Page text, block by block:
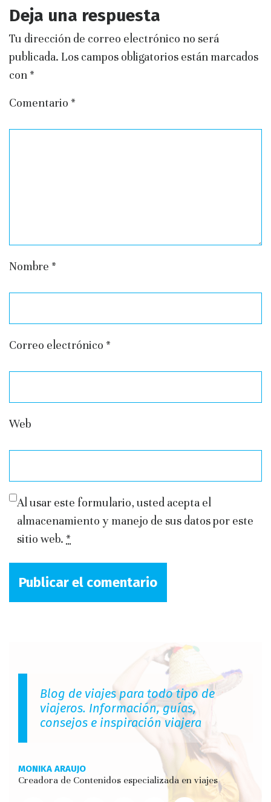
Deja una respuesta
Tu dirección de correo electrónico no será
publicada. Los campos obligatorios están marcados
con *
Comentario *
Nombre *
Correo electrónico *
Web
Al usar este formulario, usted acepta el
almacenamiento y manejo de sus datos por este
sitio web. *
Blog de viajes para todo tipo de
viajeros. Información, guías,
consejos e inspiración viajera
MONIKA ARAUJO
Creadora de Contenidos especializada en viajes